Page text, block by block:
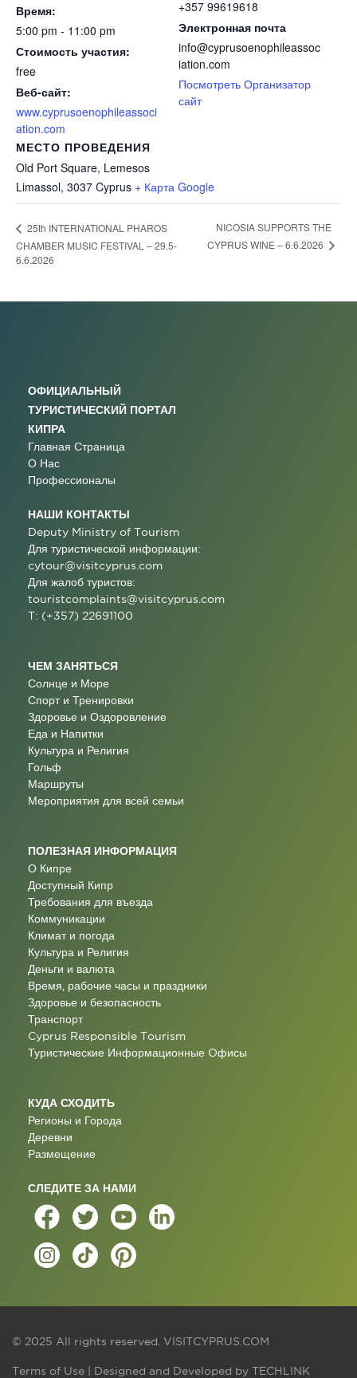
Время:
5:00 pm - 11:00 pm
Стоимость участия:
free
Веб-сайт:
www.cyprusoenophileassoci
ation.com
МЕСТО ПРОВЕДЕНИЯ
Old Port Square, Lemesos
Limassol, 3037 Cyprus + Карта Google
+357 99619618
Электронная почта
info@cyprusoenophileassoc
iation.com
Посмотреть Организатор
сайт
25th INTERNATIONAL PHAROS
CHAMBER MUSIC FESTIVAL – 29.5-
6.6.2026
NICOSIA SUPPORTS THE
CYPRUS WINE – 6.6.2026
ОФИЦИАЛЬНЫЙ
ТУРИСТИЧЕСКИЙ ПОРТАЛ
КИПРА
Главная Страница
О Нас
Профессионалы
НАШИ КОНТАКТЫ
Deputy Ministry of Tourism
Для туристической информации:
cytour@visitcyprus.com
Для жалоб туристов:
touristcomplaints@visitcyprus.com
T: (+357) 22691100
ЧЕМ ЗАНЯТЬСЯ
Солнце и Море
Спорт и Тренировки
Здоровье и Оздоровление
Еда и Напитки
Культура и Религия
Гольф
Маршруты
Мероприятия для всей семьи
ПОЛЕЗНАЯ ИНФОРМАЦИЯ
О Кипре
Доступный Кипр
Требования для въезда
Коммуникации
Климат и погода
Культура и Религия
Деньги и валюта
Время, рабочие часы и праздники
Здоровье и безопасность
Транспорт
Cyprus Responsible Tourism
Туристические Информационные Oфисы
КУДА СХОДИТЬ
Регионы и Города
Деревни
Размещение
СЛЕДИТЕ ЗА НАМИ
© 2025 All rights reserved. VISITCYPRUS.COM
Terms of Use | Designed and Developed by TECHLINK